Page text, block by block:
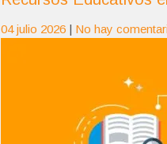
04 julio 2026 | No hay